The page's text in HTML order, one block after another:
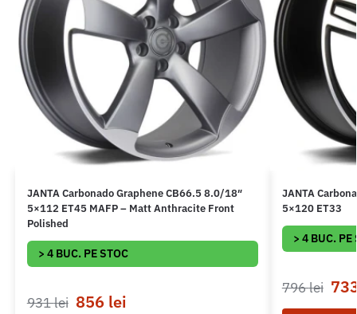
JANTA Carbonado Graphene CB66.5 8.0/18″
5×112 ET45 MAFP – Matt Anthracite Front
Polished
> 4 BUC. PE STOC
931lei 856 lei
JANTA
5×120 ET33
> 4 BUC. PE
796lei